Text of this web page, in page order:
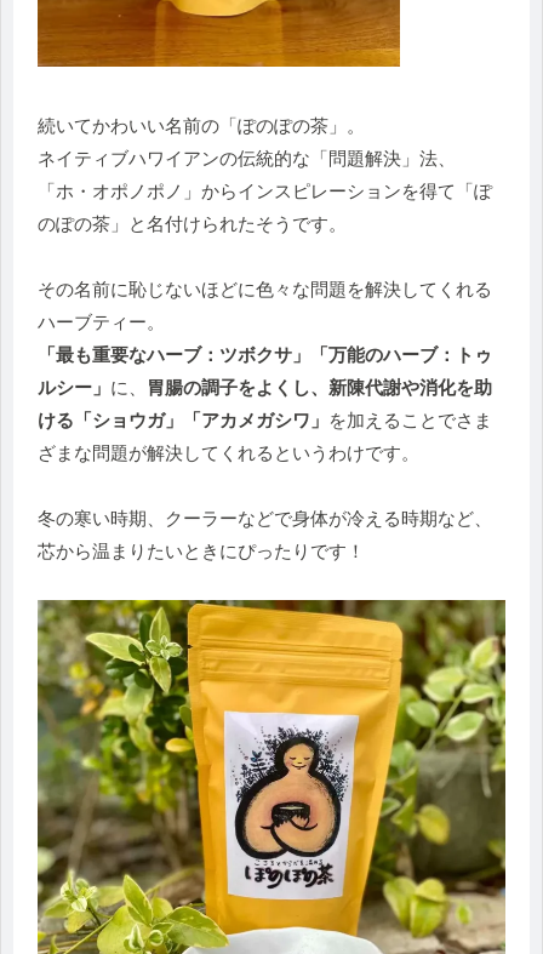
続いてかわいい名前の「ぽのぽの茶」。
ネイティブハワイアンの伝統的な「問題解決」法、
「ホ・オポノポノ」からインスピレーションを得て「ぽ
のぽの茶」と名付けられたそうです。
その名前に恥じないほどに色々な問題を解決してくれる
ハーブティー。
「最も重要なハーブ：ツボクサ」「万能のハーブ：トゥ
ルシー」 に、
胃腸の調子をよくし、新陳代謝や消化を助
ける「ショウガ」「アカメガシワ」 を加えることでさま
ざまな問題が解決してくれるというわけです。
冬の寒い時期、クーラーなどで身体が冷える時期など、
芯から温まりたいときにぴったりです！